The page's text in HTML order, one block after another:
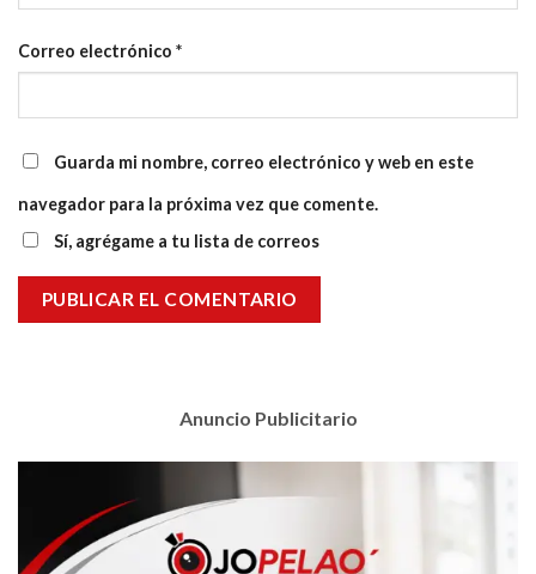
Correo electrónico *
Guarda mi nombre, correo electrónico y web en este
navegador para la próxima vez que comente.
Sí, agrégame a tu lista de correos
Anuncio Publicitario